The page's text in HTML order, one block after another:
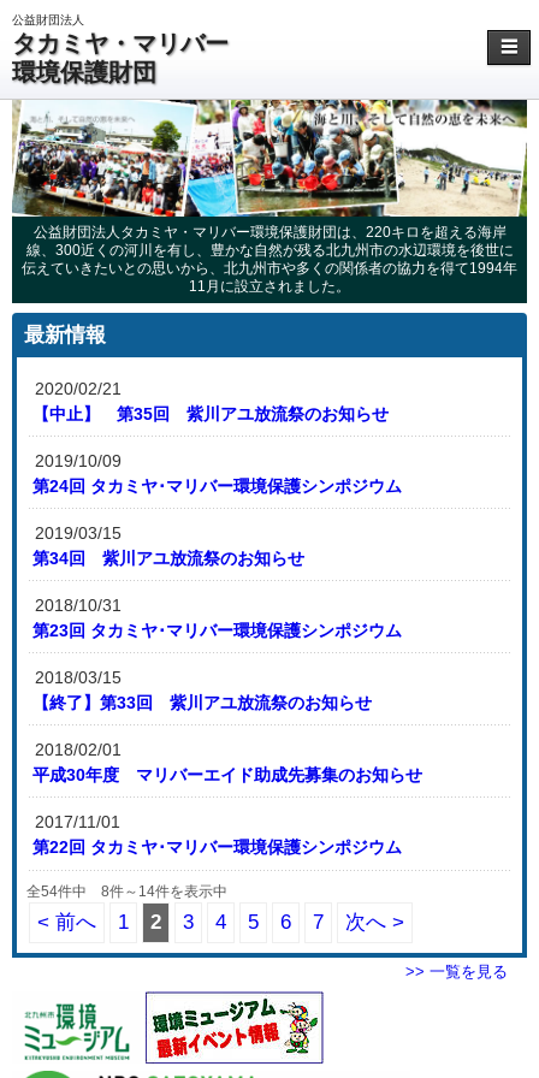
公益財団法人
タカミヤ・マリバー
環境保護財団
公益財団法人タカミヤ・マリバー環境保護財団は、220キロを超える海岸
線、300近くの河川を有し、豊かな自然が残る北九州市の水辺環境を後世に
伝えていきたいとの思いから、北九州市や多くの関係者の協力を得て1994年
11月に設立されました。
最新情報
2020/02/21
【中止】 第35回 紫川アユ放流祭のお知らせ
2019/10/09
第24回 タカミヤ･マリバー環境保護シンポジウム
2019/03/15
第34回 紫川アユ放流祭のお知らせ
2018/10/31
第23回 タカミヤ･マリバー環境保護シンポジウム
2018/03/15
【終了】第33回 紫川アユ放流祭のお知らせ
2018/02/01
平成30年度 マリバーエイド助成先募集のお知らせ
2017/11/01
第22回 タカミヤ･マリバー環境保護シンポジウム
全54件中 8件～14件を表示中
< 前へ 1 2 3 4 5 6 7 次へ >
>> 一覧を見る
☰